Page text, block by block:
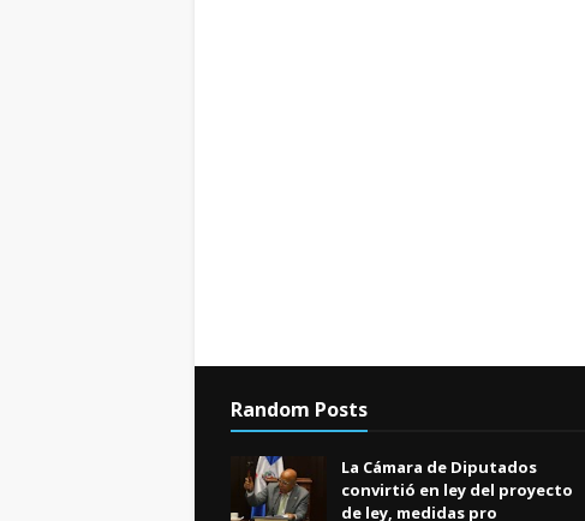
Random Posts
La Cámara de Diputados
convirtió en ley del proyecto
de ley, medidas pro